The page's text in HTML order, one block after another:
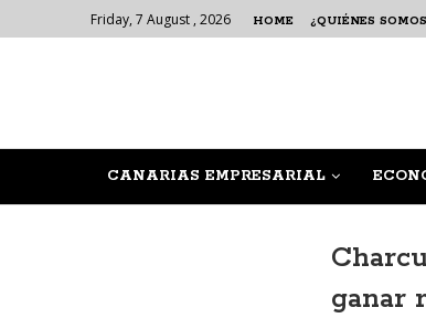
Friday, 7 August , 2026 HOME ¿QUIÉNES
CANARIAS EMPRESARIAL
ganar